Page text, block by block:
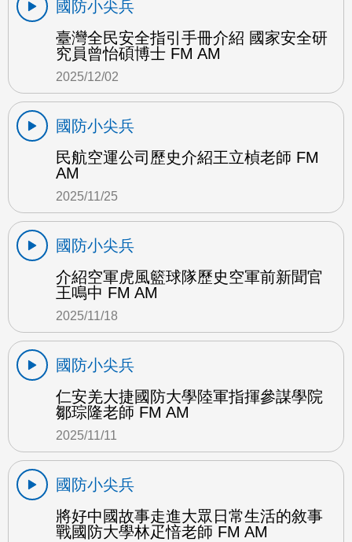
國防小尖兵
臺灣全民安全指引手冊介紹 國家安全研
究員曾怡碩博士 FM AM
2025/12/02
國防小尖兵
民航空運公司歷史介紹王立楨老師 FM
AM
2025/11/25
國防小尖兵
介紹空軍虎風籃球隊歷史空軍前新聞官
王鳴中 FM AM
2025/11/18
國防小尖兵
仁安羌大捷國防大學陸軍指揮參謀學院
鄒琮隆老師 FM AM
2025/11/11
國防小尖兵
將好中國故事走進大眾日常生活的敘事
戰國防大學林疋愔老師 FM AM